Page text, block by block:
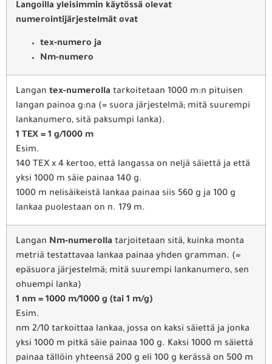
Langoilla yleisimmin käytössä olevat
numerointijärjestelmät ovat
tex-numero ja
Nm-numero
Langan tex-numerolla tarkoitetaan 1000 m:n pituisen
langan painoa g:na (= suora järjestelmä; mitä suurempi
lankanumero, sitä paksumpi lanka).
1 TEX = 1 g/1000 m
Esim.
140 TEX x 4 kertoo, että langassa on neljä säiettä ja että
yksi 1000 m säie painaa 140 g.
1000 m nelisäikeistä lankaa painaa siis 560 g ja 100 g
lankaa puolestaan on n. 179 m.
Langan Nm-numerolla tarjoitetaan sitä, kuinka monta
metriä testattavaa lankaa painaa yhden gramman. (=
epäsuora järjestelmä; mitä suurempi lankanumero, sen
ohuempi lanka)
1 nm = 1000 m/1000 g (tai 1 m/g)
Esim.
nm 2/10 tarkoittaa lankaa, jossa on kaksi säiettä ja jonka
yksi 1000 m pitkä säie painaa 100 g. Kaksi 1000 m säiettä
painaa tällöin yhteensä 200 g eli 100 g kerässä on 500 m